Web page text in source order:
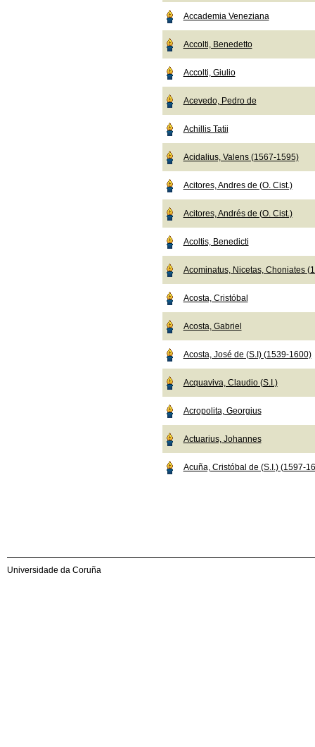
Accademia Veneziana
Accolti, Benedetto
Accolti, Giulio
Acevedo, Pedro de
Achillis Tatii
Acidalius, Valens (1567-1595)
Acitores, Andres de (O. Cist.)
Acitores, Andrés de (O. Cist.)
Acoltis, Benedicti
Acominatus, Nicetas, Choniates
Acosta, Cristóbal
Acosta, Gabriel
Acosta, José de (S.I) (1539-1600)
Acquaviva, Claudio (S.I.)
Acropolita, Georgius
Actuarius, Johannes
Acuña, Cristóbal de (S.I.) (1597-
Universidade da Coruña